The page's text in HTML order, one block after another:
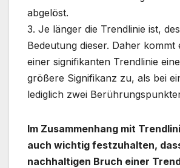
abgelöst.
3. Je länger die Trendlinie ist,
Bedeutung dieser. Daher kommt
einer signifikanten Trendlinie
größere Signifikanz zu, als bei
lediglich zwei
Im Zusammenhang mit
auch wichtig festzuhalten,
nachhaltigen Bruch einer